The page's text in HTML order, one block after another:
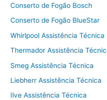
Conserto de Fogão Bosch
Conserto de Fogão BlueStar
Whirlpool Assistência Técnica
Thermador Assistência
Smeg Assistência Técnica
Liebherr Assistência Técnica
Ilve Assistência Técnica